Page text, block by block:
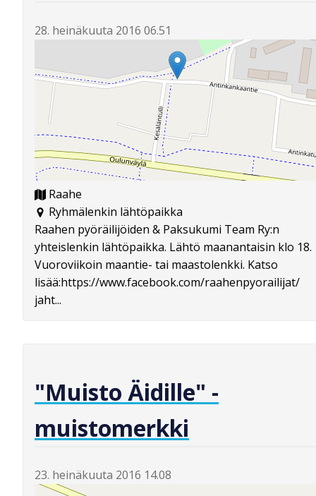
28. heinäkuuta 2016 06.51
Raahe
Ryhmälenkin lähtöpaikka
Raahen pyöräilijöiden & Paksukumi Team Ry:n
yhteislenkin lähtöpaikka. Lähtö maanantaisin klo 18.
Vuoroviikoin maantie- tai maastolenkki. Katso
lisää:https://www.facebook.com/raahenpyorailijat/
jaht...
"Muisto Äidille" -
muistomerkki
23. heinäkuuta 2016 14.08